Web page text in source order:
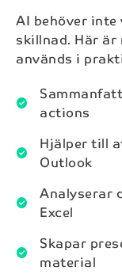
AI behöver
skillnad. Här är
används i
check_circle
actions
check_circle
Hjälper till
Outlook
check_circle
Analyserar
Excel
check_circle
Skapar
material